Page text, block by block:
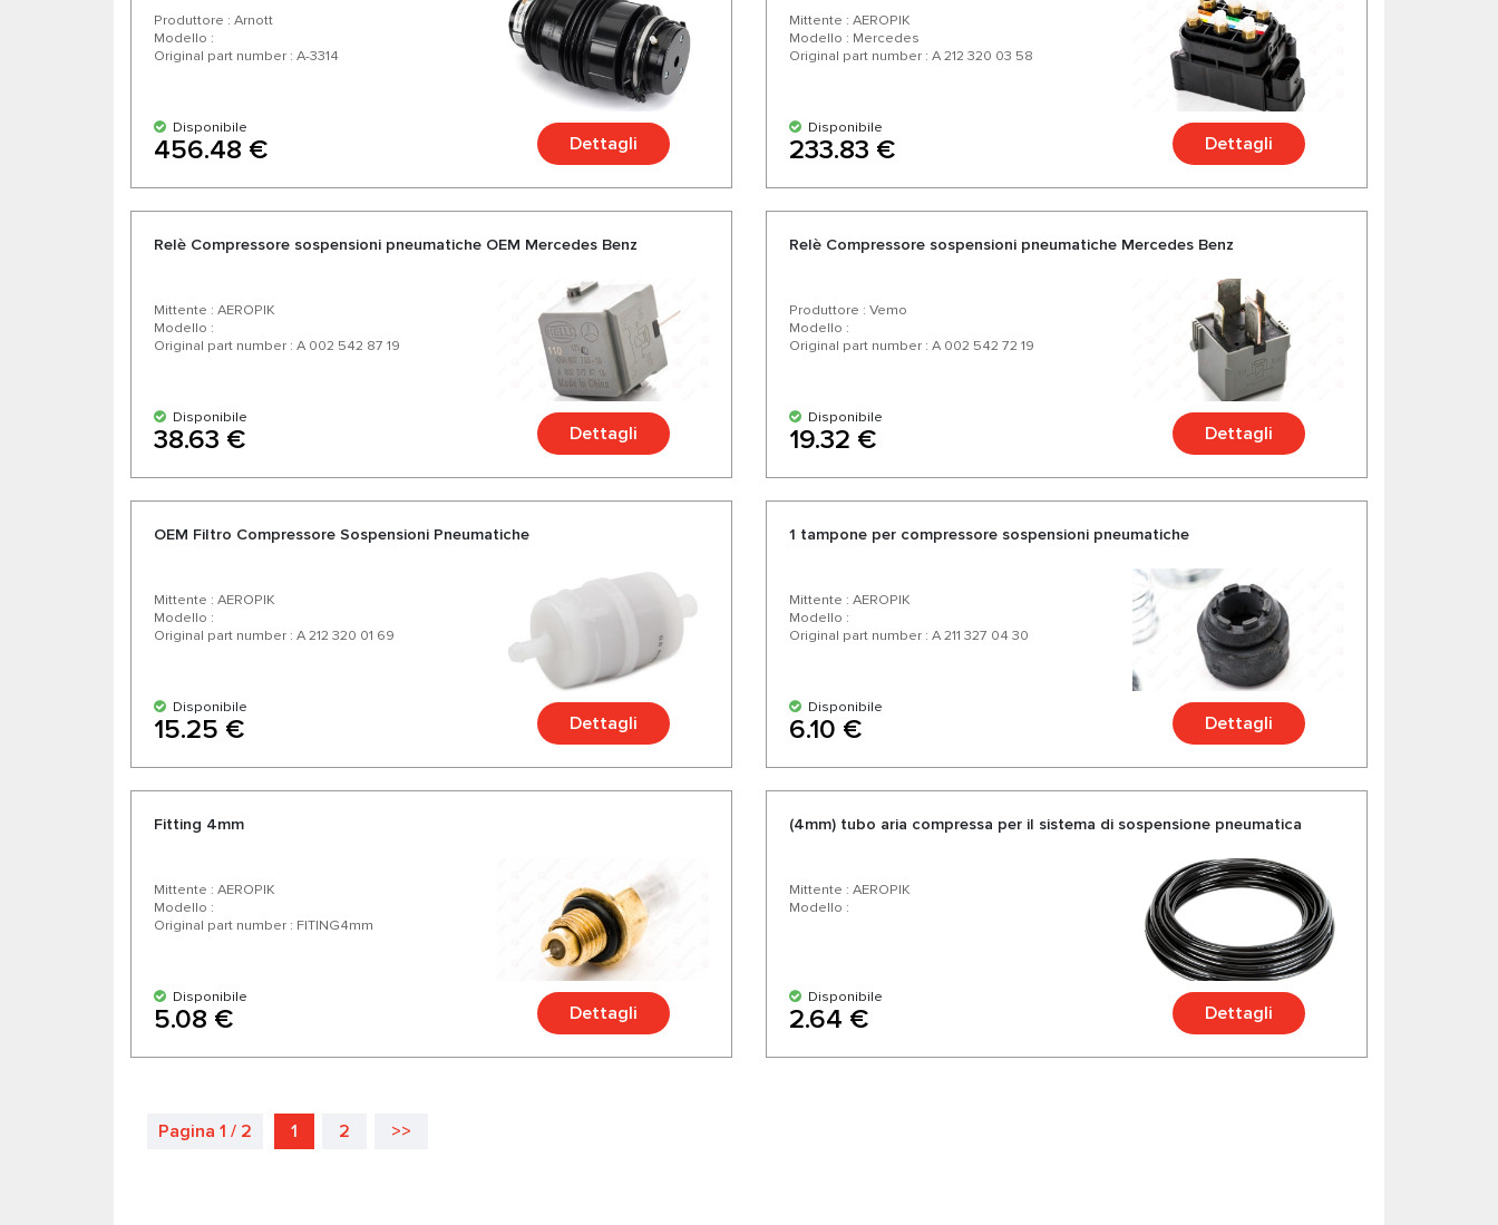
Produttore : Arnott
Modello :
Original part number : A-3314
Disponibile
456.48 € Dettagli
Mittente : AEROPIK
Modello : Mercedes
Original part number : A 212 320 03 58
Disponibile
233.83 € Dettagli
Relè Compressore sospensioni pneumatiche OEM Mercedes Benz
Mittente : AEROPIK
Modello :
Original part number : A 002 542 87 19
Disponibile
38.63 € Dettagli
Relè Compressore sospensioni pneumatiche Mercedes Benz
Produttore : Vemo
Modello :
Original part number : A 002 542 72 19
Disponibile
19.32 € Dettagli
OEM Filtro Compressore Sospensioni Pneumatiche
Mittente : AEROPIK
Modello :
Original part number : A 212 320 01 69
Disponibile
15.25 € Dettagli
1 tampone per compressore sospensioni pneumatiche
Mittente : AEROPIK
Modello :
Original part number : A 211 327 04 30
Disponibile
6.10 € Dettagli
Fitting 4mm
Mittente : AEROPIK
Modello :
Original part number : FITING4mm
Disponibile
5.08 € Dettagli
(4mm) tubo aria compressa per il sistema di sospensione pneumatica
Mittente : AEROPIK
Modello :
Disponibile
2.64 € Dettagli
Pagina 1 / 2 1 2 >>